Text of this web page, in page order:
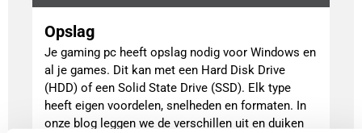
Opslag
Je gaming pc heeft opslag nodig voor Windows en
al je games. Dit kan met een Hard Disk Drive
(HDD) of een Solid State Drive (SSD). Elk type
heeft eigen voordelen, snelheden en formaten. In
onze blog leggen we de verschillen uit en duiken